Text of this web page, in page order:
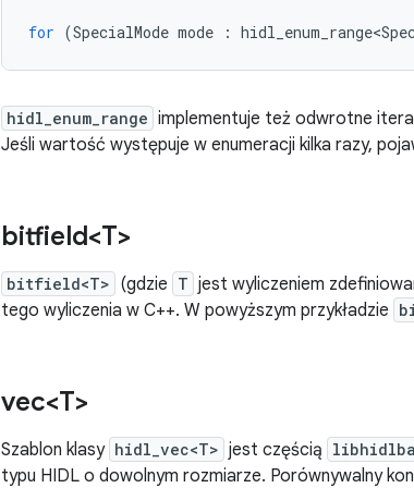
for (SpecialMode mode :
hidl_enum_range implementuje też odwrotne
Jeśli wartość występuje w enumeracji kilka razy,
bitfield<T>
bitfield<T> (gdzie T jest wyliczeniem
tego wyliczenia w C++. W powyższym przykładzie
vec<T>
Szablon klasy hidl_vec<T> jest częścią
typu HIDL o dowolnym rozmiarze. Porównywalny